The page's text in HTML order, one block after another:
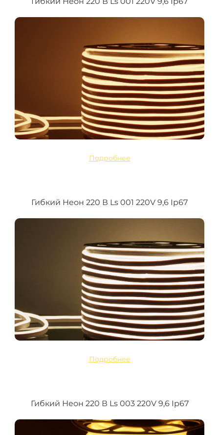
Подробнее
Гибкий Неон 220 В Ls 001 220V 9,6 Ip67
Подробнее
Гибкий Неон 220 В Ls 003 220V 9,6 Ip67